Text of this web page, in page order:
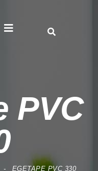
PVC
EGETAPE PVC 330